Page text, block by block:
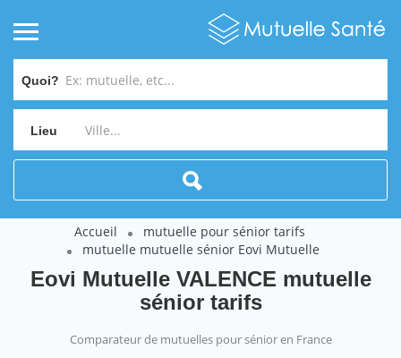
Quoi?
Lieu
Accueil
mutuelle pour sénior tarifs
mutuelle mutuelle sénior Eovi Mutuelle
Eovi Mutuelle VALENCE mutuelle
sénior tarifs
Comparateur de mutuelles pour sénior en France